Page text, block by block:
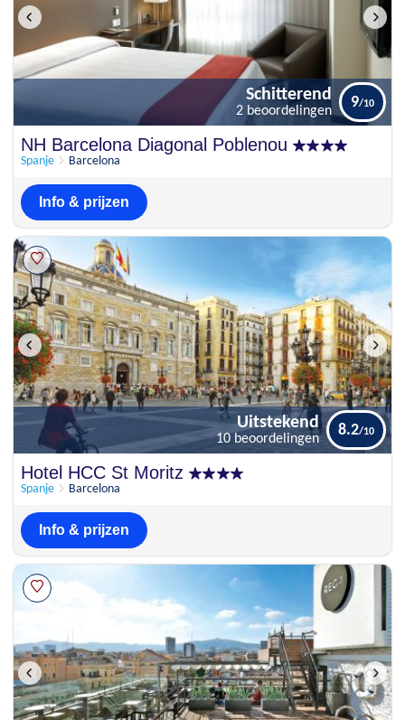
Schitterend
NH Barcelona Diagonal Poblenou
Spanje Barcelona
Schitterend
2 beoordelingen
9
Info & prijzen
Uitstekend
Hotel HCC St Moritz
Spanje Barcelona
Uitstekend
10 beoordelingen
8.2
Info & prijzen